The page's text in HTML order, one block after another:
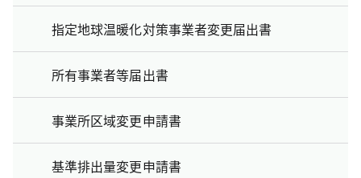
指定地球温暖化対策事業者変更届出書
所有事業者等届出書
事業所区域変更申請書
基準排出量変更申請書